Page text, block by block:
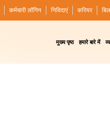
कर्मचारी लॉगिन निविदाएं करियर
मुख्य पृष्ठ हमारे बारे में